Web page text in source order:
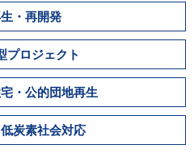
・再開発
プロジェクト
・公的団地再生
炭素社会対応